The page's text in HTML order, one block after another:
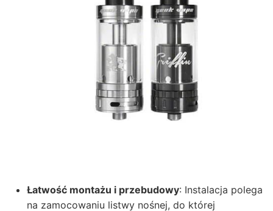
Łatwość montażu i przebudowy: Instalacja polega
na zamocowaniu listwy nośnej, do której